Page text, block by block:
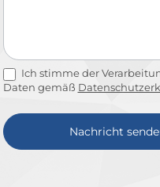
Ich stimme der
Daten gemäß
Nachricht